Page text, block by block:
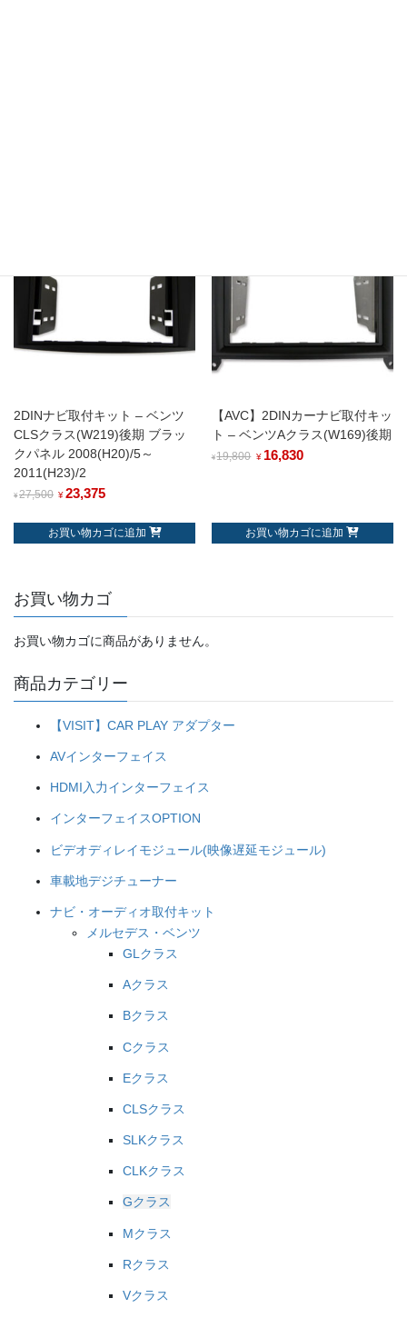
2DINナビ取付キット – ベンツ
CLSクラス(W219)後期 ブラッ
クパネル 2008(H20)/5～
2011(H23)/2
¥27,500 ¥ 23,375
お買い物カゴに追加
【AVC】2DINカーナビ取付キッ
ト – ベンツAクラス(W169)後期
¥19,800 ¥ 16,830
お買い物カゴに追加
お買い物カゴ
お買い物カゴに商品がありません。
商品カテゴリー
【VISIT】CAR PLAY アダプター
AVインターフェイス
HDMI入力インターフェイス
インターフェイスOPTION
ビデオディレイモジュール(映像遅延モジュール)
車載地デジチューナー
ナビ・オーディオ取付キット
メルセデス・ベンツ
GLクラス
Aクラス
Bクラス
Cクラス
Eクラス
CLSクラス
SLKクラス
CLKクラス
Gクラス
Mクラス
Rクラス
Vクラス